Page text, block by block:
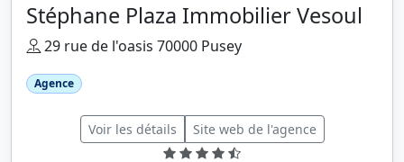
Stéphane Plaza Immobilier Vesoul
29 rue de l'oasis 70000 Pusey
Agence
Voir les détails Site web de l'agence